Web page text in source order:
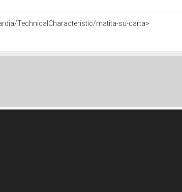
TechnicalCharacteristic/matita-su-carta>